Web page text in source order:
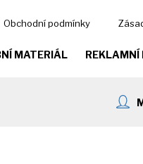
Obchodní podmínky
MATERIÁL REKLAMNÍ